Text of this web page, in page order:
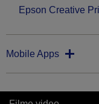
Epson Creative
Mobile Apps